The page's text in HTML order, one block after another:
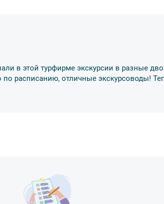
в этой турфирме экскурсии в разные
по расписанию, отличные экскурсоводы!